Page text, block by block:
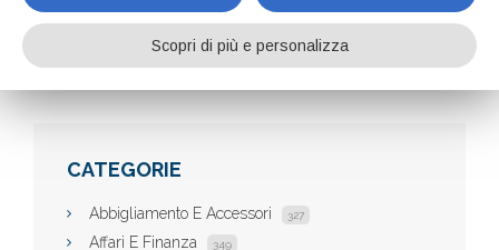
Aziende Iknowthebest
CATEGORIE
Abbigliamento E Accessori 327
Affari E Finanza 349
Scopri di più e personalizza